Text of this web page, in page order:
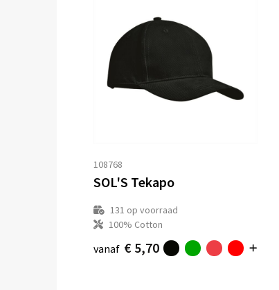
108768
SOL'S Tekapo
131 op voorraad
100% Cotton
vanaf € 5,70